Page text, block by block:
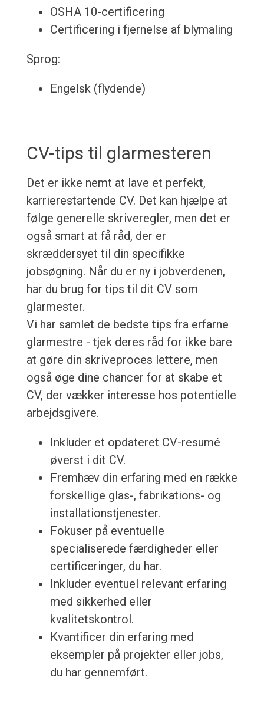
OSHA 10-certificering
Certificering i fjernelse af blymaling
Sprog:
Engelsk (flydende)
CV-tips til glarmesteren
Det er ikke nemt at lave et perfekt,
karrierestartende CV. Det kan hjælpe at
følge generelle skriveregler, men det er
også smart at få råd, der er
skræddersyet til din specifikke
jobsøgning. Når du er ny i jobverdenen,
har du brug for tips til dit CV som
glarmester.
Vi har samlet de bedste tips fra erfarne
glarmestre - tjek deres råd for ikke bare
at gøre din skriveproces lettere, men
også øge dine chancer for at skabe et
CV, der vækker interesse hos potentielle
arbejdsgivere.
Inkluder et opdateret CV-resumé
øverst i dit CV.
Fremhæv din erfaring med en række
forskellige glas-, fabrikations- og
installationstjenester.
Fokuser på eventuelle
specialiserede færdigheder eller
certificeringer, du har.
Inkluder eventuel relevant erfaring
med sikkerhed eller
kvalitetskontrol.
Kvantificer din erfaring med
eksempler på projekter eller jobs,
du har gennemført.